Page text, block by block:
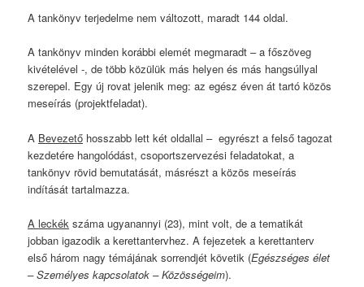
A tankönyv terjedelme nem változott, maradt 144 oldal.
A tankönyv minden korábbi elemét megmaradt – a főszöveg
kivételével -, de több közülük más helyen és más hangsúllyal
szerepel. Egy új rovat jelenik meg: az egész éven át tartó közös
meseírás (projektfeladat).
A Bevezető hosszabb lett két oldallal – egyrészt a felső tagozat
kezdetére hangolódást, csoportszervezési feladatokat, a
tankönyv rövid bemutatását, másrészt a közös meseírás
indítását tartalmazza.
A leckék száma ugyanannyi (23), mint volt, de a tematikát
jobban igazodik a kerettantervhez. A fejezetek a kerettanterv
első három nagy témájának sorrendjét követik (Egészséges élet
– Személyes kapcsolatok – Közösségeim).